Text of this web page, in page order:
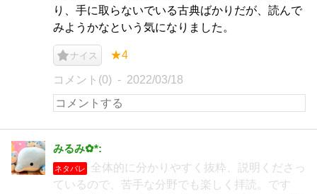
り、手に取らないでいる古典ばかりだが、読んで
みようかなという気になりました。
ナイス ★4
コメント(0) 2022/03/18
みるみ✿*:
ネタバレ
全体的に分かりやすく抜粋、説明くださっ
ているので、苦手な分野でも楽しく拝読。です